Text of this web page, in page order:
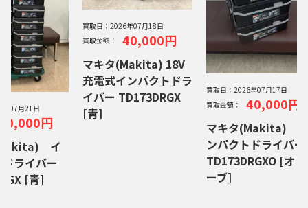
年07月21日
円
イ
ドライバー
[青]
買取日： 2026年07月18日
買取金額：
40,000円
マキタ(Makita) 18V
充電式インパクトドラ
イバー TD173DRGX
[青]
買取日： 2026年07月17日
買取金額：
40,000円
マキタ(Makita) イ
ンパクトドライバ
TD173DRGXO [オリ
ーブ]